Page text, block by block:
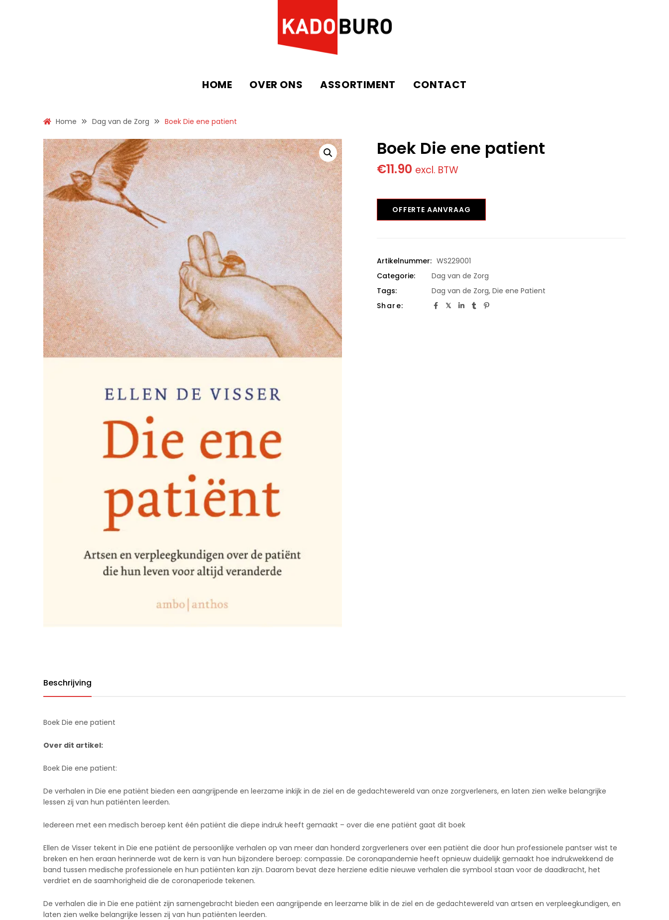
HOME OVER ONS ASSORTIMENT CONTACT
Home Dag van de Zorg Boek Die ene patient
Boek Die ene patient
€11.90 excl. BTW
OFFERTE AANVRAAG
Artikelnummer: WS229001
Categorie:
Dag van de Zorg
Tags:
Dag van de Zorg, Die ene Patient
Share:
Beschrijving
Boek Die ene patient
Over dit artikel:
Boek Die ene patient:
De verhalen in Die ene patiënt bieden een aangrijpende en leerzame inkijk in de ziel en de gedachtewereld van onze zorgverleners, en laten zien welke belangrijke
lessen zij van hun patiënten leerden.
Iedereen met een medisch beroep kent één patiënt die diepe indruk heeft gemaakt – over die ene patiënt gaat dit boek
Ellen de Visser tekent in Die ene patiënt de persoonlijke verhalen op van meer dan honderd zorgverleners over een patiënt die door hun professionele pantser wist te
breken en hen eraan herinnerde wat de kern is van hun bijzondere beroep: compassie. De coronapandemie heeft opnieuw duidelijk gemaakt hoe indrukwekkend de
band tussen medische professionele en hun patiënten kan zijn. Daarom bevat deze herziene editie nieuwe verhalen die symbool staan voor de daadkracht, het
verdriet en de saamhorigheid die de coronaperiode tekenen.
De verhalen die in Die ene patiënt zijn samengebracht bieden een aangrijpende en leerzame blik in de ziel en de gedachtewereld van artsen en verpleegkundigen, en
laten zien welke belangrijke lessen zij van hun patiënten leerden.